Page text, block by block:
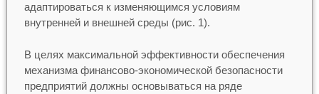
адаптироваться к изменяющимся условиям
внутренней и внешней среды (рис. 1).
В целях максимальной эффективности обеспечения
механизма финансово-экономической безопасности
предприятий должны основываться на ряде